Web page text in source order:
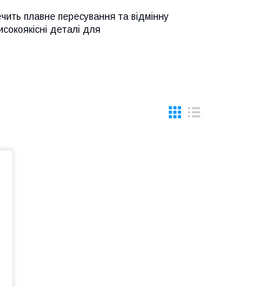
плавне пересування та відмінну
деталі для